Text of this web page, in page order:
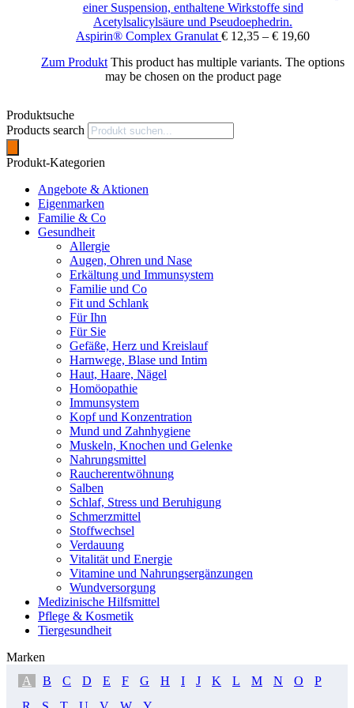
Aspirin® Complex Granulat€ 12,35 – € 19,60
Zum Produkt This product has multiple variants. The options
may be chosen on the product page
Produktsuche
Products search
Produkt-Kategorien
Angebote & Aktionen
Eigenmarken
Familie & Co
Gesundheit
Allergie
Augen, Ohren und Nase
Erkältung und Immunsystem
Familie und Co
Fit und Schlank
Für Ihn
Für Sie
Gefäße, Herz und Kreislauf
Harnwege, Blase und Intim
Haut, Haare, Nägel
Homöopathie
Immunsystem
Kopf und Konzentration
Mund und Zahnhygiene
Muskeln, Knochen und Gelenke
Nahrungsmittel
Raucherentwöhnung
Salben
Schlaf, Stress und Beruhigung
Schmerzmittel
Stoffwechsel
Verdauung
Vitalität und Energie
Vitamine und Nahrungsergänzungen
Wundversorgung
Medizinische Hilfsmittel
Pflege & Kosmetik
Tiergesundheit
Marken
A
B C D E F G H I J K L M N O
P